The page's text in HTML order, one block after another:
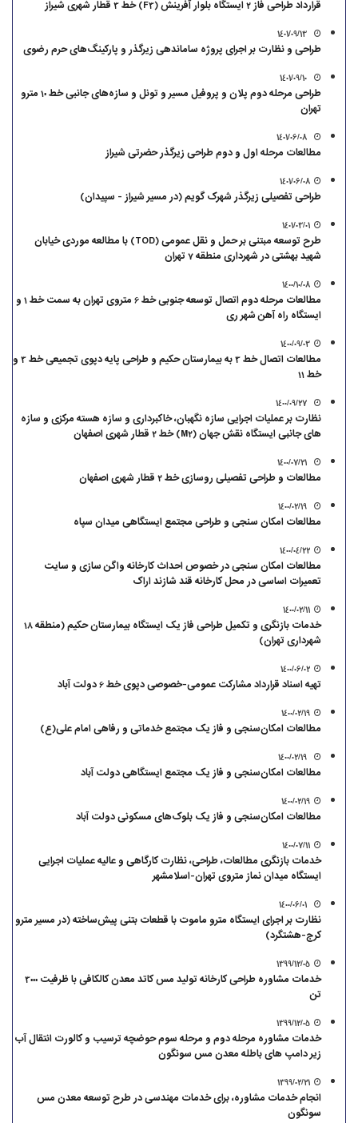
قرارداد طراحی فاز 2 ایستگاه بلوار آفرینش (F3) خط 3 قطار شهری شیراز
طراحی و نظارت بر اجرای پروژه ساماندهی زیرگذر و پارکینگ‌های حرم رضوی
طراحی مرحله دوم پلان و پروفیل مسیر و تونل و سازه‌های جانبی خط 10 مترو
تهران
مطالعات مرحله اول و دوم طراحی زیرگذر حضرتی شیراز
1401/06/08
طراحی تفصیلی زیرگذر شهرک گویم (در مسیر شیراز - سپیدان)
1401/03/01
طرح توسعه مبتنی بر حمل و نقل عمومی (TOD) با مطالعه موردی خیابان
شهید بهشتی در شهرداری منطقه 7 تهران
1400/10/08
مطالعات مرحله دوم اتصال توسعه جنوبی خط 6 متروی تهران به سمت خط 1 و
ایستگاه راه آهن شهر ری
1400/09/03
مطالعات اتصال خط 3 به بیمارستان حکیم و طراحی پایه دپوی تجمیعی خط 3 و
خط 11
نظارت بر عملیات اجرایی سازه نگهبان، خاکبرداری و سازه هسته مرکزی و سازه
های جانبی ایستگاه نقش جهان (M2) خط 2 قطار شهری اصفهان
مطالعات و طراحی تفصیلی روسازی خط 2 قطار شهری اصفهان
مطالعات امکان سنجی و طراحی مجتمع‌ ایستگاهی میدان سپاه
1400/04/22
مطالعات امکان سنجی در خصوص احداث کارخانه واگن سازی و سایت
تعمیرات اساسی در محل کارخانه قند شازند اراک
1400/02/11
خدمات بازنگری و تکمیل طراحی فاز یک ایستگاه بیمارستان حکیم (منطقه 18
شهرداری تهران)
1400/06/02
تهیه اسناد قرارداد مشارکت عمومی-خصوصی دپوی خط 6 دولت آباد
1400/02/19
مطالعات امکان‌سنجی و فاز یک مجتمع خدماتی و رفاهی امام علی(ع)
مطالعات امکان‌سنجی و فاز یک مجتمع ایستگاهی دولت آباد
1400/02/19
مطالعات امکان‌سنجی و فاز یک بلوک‌های مسکونی دولت آباد
1400/07/11
خدمات بازنگری مطالعات، طراحی، نظارت کارگاهی و عالیه عملیات اجرایی
ایستگاه میدان نماز متروی تهران-اسلامشهر
نظارت بر اجرای ایستگاه مترو ماموت با قطعات بتنی پیش‌ساخته (در مسیر مترو
کرج-هشتگرد)
1399/12/05
خدمات مشاوره طراحی کارخانه تولید مس کاتد معدن کالکافی با ظرفیت 3000
تن
1399/12/05
خدمات مشاوره مرحله دوم و مرحله سوم حوضچه ترسیب و کالورت انتقال آب
زیر دامپ های باطله معدن مس سونگون
1399/02/21
انجام خدمات مشاوره، برای خدمات مهندسی در طرح توسعه معدن مس
سونگون